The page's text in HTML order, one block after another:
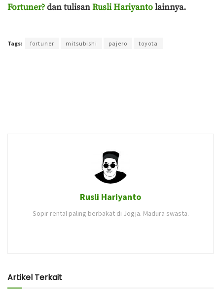
Fortuner?dan tulisanRusli Hariyantolainnya.
Tags: fortuner mitsubishi pajero toyota
Rusli Hariyanto
Sopir rental paling berbakat di Jogja. Madura swasta.
Artikel Terkait